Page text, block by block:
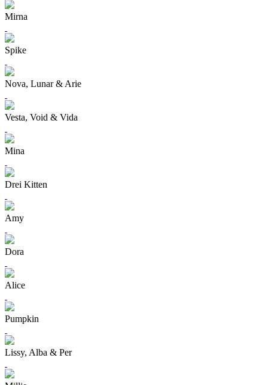
Mirna
Spike
Nova, Lunar & Arie
Vesta, Void & Vida
Mina
Drei Kitten
Amy
Dora
Alice
Pumpkin
Lissy, Alba & Per